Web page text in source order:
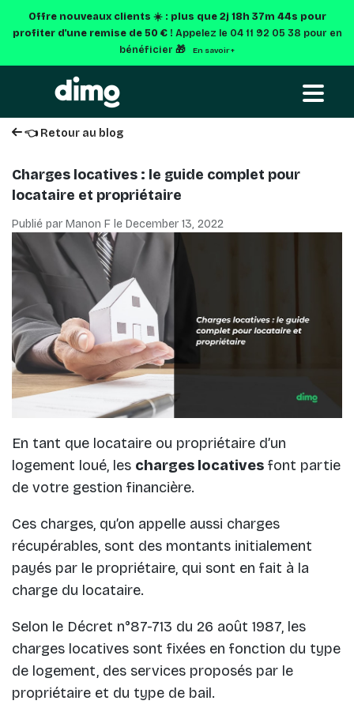
Offre nouveaux clients ☀️ : plus que 2j 18h 37m 43s pour
profiter d'une remise de 50 € ! Appelez le 04 11 92 05 38 pour en
bénéficier 🎁
En savoir +
👈 Retour au blog
Charges locatives : le guide complet pour
locataire et propriétaire
Publié par Manon F le December 13, 2022
En tant que locataire ou propriétaire d’un
logement loué, les charges locatives font partie
de votre gestion financière.
Ces charges, qu’on appelle aussi charges
récupérables, sont des montants initialement
payés par le propriétaire, qui sont en fait à la
charge du locataire.
Selon le Décret n°87-713 du 26 août 1987, les
charges locatives sont fixées en fonction du type
de logement, des services proposés par le
propriétaire et du type de bail.